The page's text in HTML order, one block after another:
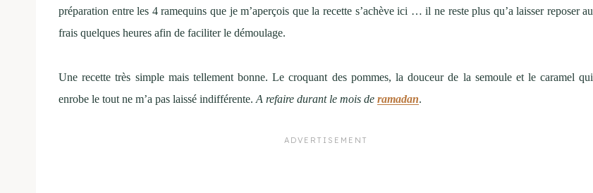
préparation entre les 4 ramequins que je m’aperçois que la recette s’achève ici … il ne reste plus qu’a laisser reposer au
frais quelques heures afin de faciliter le démoulage.
Une recette très simple mais tellement bonne. Le croquant des pommes, la douceur de la semoule et le caramel qui
enrobe le tout ne m’a pas laissé indifférente. A refaire durant le mois de ramadan.